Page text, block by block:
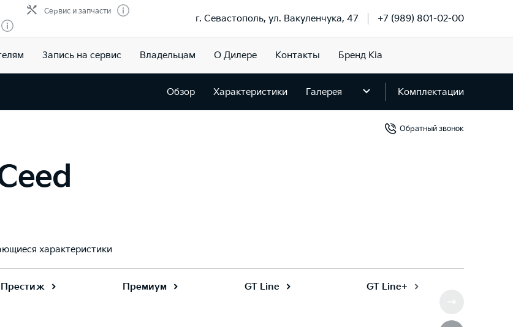
Сервис и запчасти
г. Севастополь, ул. Вакуленчука, 47 +7 (989) 801-02-00
Запись на сервис Владельцам О Дилере Контакты Бренд Kia
Обзор Характеристики Галерея Комплектации
Обратный звонок
характеристики
Престиж Премиум GT Line GT Line+